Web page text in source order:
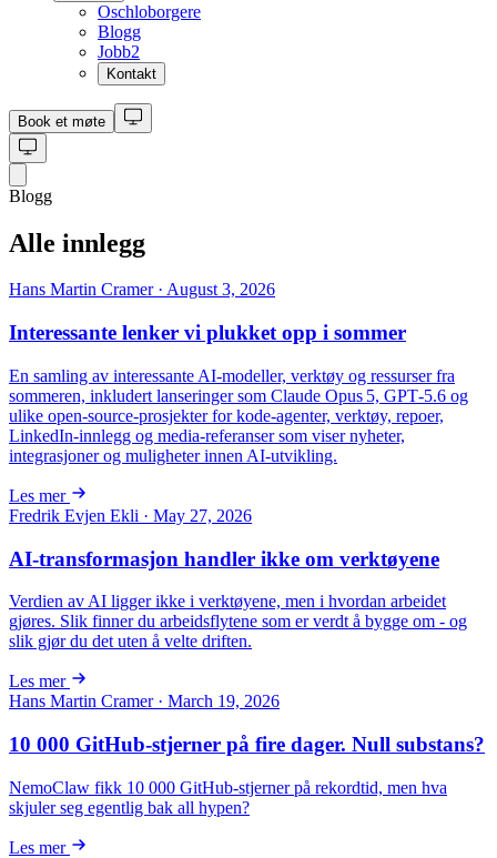
Oschloborgere
Blogg
Jobb2
Kontakt
Book et møte
Blogg
Alle innlegg
Hans Martin Cramer · August 3, 2026
Interessante lenker vi plukket opp i sommer
En samling av interessante AI‑modeller, verktøy og ressurser fra
sommeren, inkludert lanseringer som Claude Opus 5, GPT‑5.6 og
ulike open‑source‑prosjekter for kode‑agenter, verktøy, repoer,
LinkedIn‑innlegg og media‑referanser som viser nyheter,
integrasjoner og muligheter innen AI‑utvikling.
Les mer
Fredrik Evjen Ekli · May 27, 2026
AI-transformasjon handler ikke om verktøyene
Verdien av AI ligger ikke i verktøyene, men i hvordan arbeidet
gjøres. Slik finner du arbeidsflytene som er verdt å bygge om - og
slik gjør du det uten å velte driften.
Les mer
Hans Martin Cramer · March 19, 2026
10 000 GitHub-stjerner på fire dager. Null substans?
NemoClaw fikk 10 000 GitHub-stjerner på rekordtid, men hva
skjuler seg egentlig bak all hypen?
Les mer